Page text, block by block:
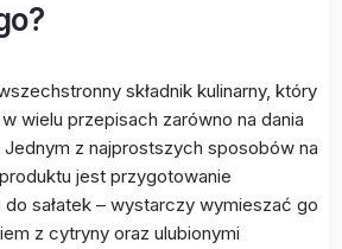
składnik kulinarny, który
wielu przepisach zarówno na dania
Jednym z najprostszych sposobów na
jest przygotowanie
sałatek – wystarczy wymieszać go
z cytryny oraz ulubionymi